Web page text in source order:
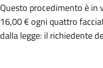
Questo procedimento è in
16,00 € ogni quattro
dalla legge: il richiedente